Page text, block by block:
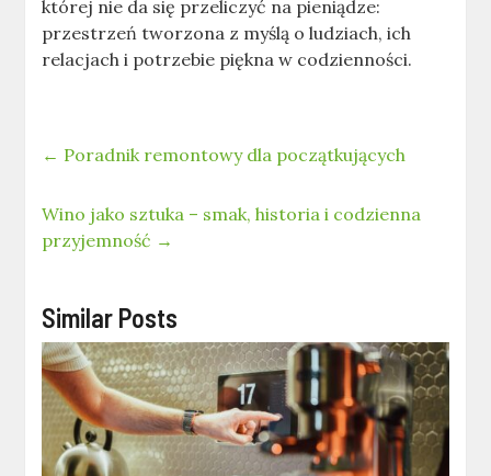
której nie da się przeliczyć na pieniądze:
przestrzeń tworzona z myślą o ludziach, ich
relacjach i potrzebie piękna w codzienności.
← Poradnik remontowy dla początkujących
Wino jako sztuka – smak, historia i codzienna
przyjemność →
Similar Posts